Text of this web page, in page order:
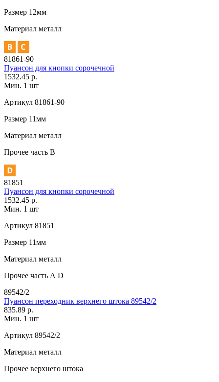
Размер 12мм
Материал металл
81861-90
Пуансон для кнопки сорочечной
1532.45 р.
Мин. 1 шт
Артикул 81861-90
Размер 11мм
Материал металл
Прочее часть В
81851
Пуансон для кнопки сорочечной
1532.45 р.
Мин. 1 шт
Артикул 81851
Размер 11мм
Материал металл
Прочее часть А D
89542/2
Пуансон переходник верхнего штока 89542/2
835.89 р.
Мин. 1 шт
Артикул 89542/2
Материал металл
Прочее верхнего штока